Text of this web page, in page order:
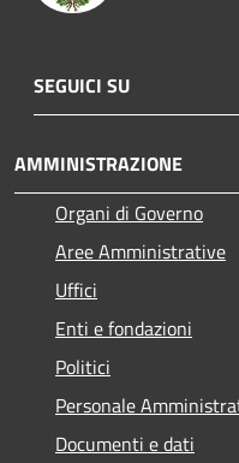
SEGUICI SU
AMMINISTRAZIONE
Organi di Governo
Aree Amministrative
Uffici
Enti e fondazioni
Politici
Personale
Documenti e dati